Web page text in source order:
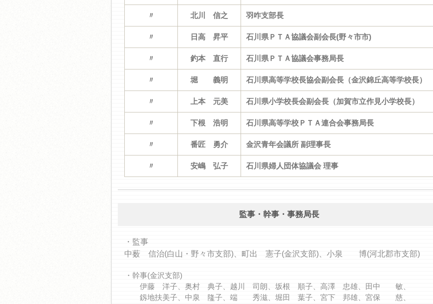
〃 北川 信之 羽咋支部長
〃 日高 昇平 石川県ＰＴＡ協議会副会長(野々市市)
〃 釣本 直行 石川県ＰＴＡ協議会事務局長
〃 堀 義明 石川県高等学校長協会副会長（金沢錦丘高等学校長）
〃 上本 元美 石川県小学校長会副会長（加賀市立作見小学校長）
〃 下根 浩明 石川県高等学校ＰＴＡ連合会事務局長
〃 番匠 勇介 金沢青年会議所 副理事長
〃 安嶋 弘子 石川県婦人団体協議会 理事
監事・幹事・事務局長
・監事
中薮 信治(白山・野々市支部)、町出 憲子(金沢支部)、小泉 博(河北郡市支部)
・幹事(金沢支部)
伊藤 洋子、奥村 典子、越川 司朗、坂根 順子、高澤 忠雄、田中 敏、
釼地扶美子、中泉 隆子、端 秀滋、堀田 葉子、宮下 邦雄、宮保 慈、